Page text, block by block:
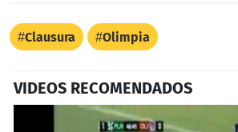
Clausura Olimpia
VIDEOS RECOMENDADOS